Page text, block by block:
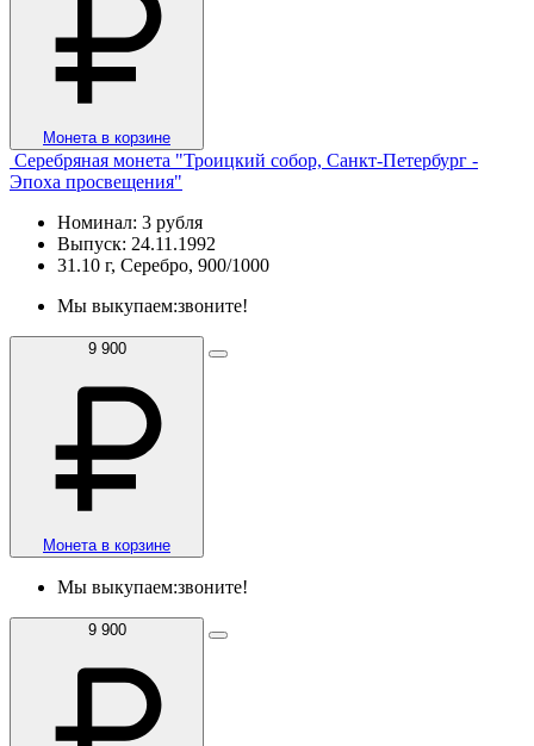
Монета в корзине
Серебряная монета "Троицкий собор, Санкт-Петербург -
Эпоха просвещения"
Номинал: 3 рубля
Выпуск: 24.11.1992
31.10 г, Серебро, 900/1000
Мы выкупаем:звоните!
9 900
Монета в корзине
Мы выкупаем:звоните!
9 900